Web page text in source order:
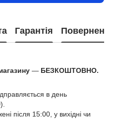
Гарантія Повернення
— БЕЗКОШТОВНО.
в день
після 15:00, у вихідні чи